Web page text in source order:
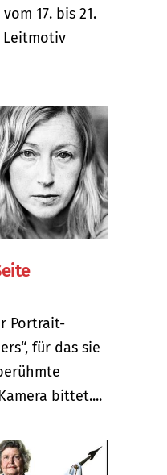
17. bis 21.
Leitmotiv
Portrait-
für das sie
bittet....